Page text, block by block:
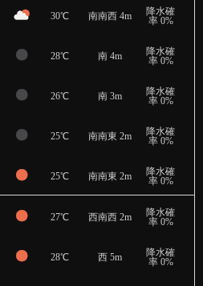
30℃ 南南西 4m
降水確
率 0%
28℃ 南 4m
降水確
率 0%
26℃ 南 3m
降水確
率 0%
25℃ 南南東 2m
降水確
率 0%
25℃ 南南東 2m
降水確
率 0%
27℃ 西南西 2m
降水確
率 0%
28℃ 西 5m
降水確
率 0%